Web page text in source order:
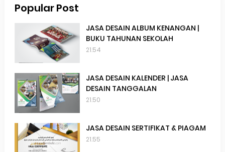
Popular Post
JASA DESAIN ALBUM KENANGAN |
BUKU TAHUNAN SEKOLAH
21.54
JASA DESAIN KALENDER | JASA
DESAIN TANGGALAN
21.50
JASA DESAIN SERTIFIKAT & PIAGAM
21.55